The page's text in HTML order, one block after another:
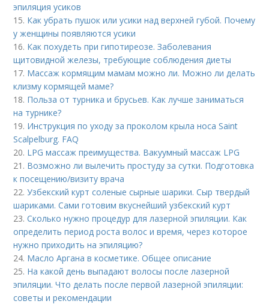
эпиляция усиков
15. Как убрать пушок или усики над верхней губой. Почему
у женщины появляются усики
16. Как похудеть при гипотиреозе. Заболевания
щитовидной железы, требующие соблюдения диеты
17. Массаж кормящим мамам можно ли. Можно ли делать
клизму кормящей маме?
18. Польза от турника и брусьев. Как лучше заниматься
на турнике?
19. Инструкция по уходу за проколом крыла носа Saint
Scalpelburg. FAQ
20. LPG массаж преимущества. Вакуумный массаж LPG
21. Возможно ли вылечить простуду за сутки. Подготовка
к посещению/визиту врача
22.Узбекский курт соленые сырные шарики. Сыр твердый
шариками. Сами готовим вкуснейший узбекский курт
23.Сколько нужно процедур для лазерной эпиляции. Как
определить период роста волос и время, через которое
нужно приходить на эпиляцию?
24. Масло Аргана в косметике. Общее описание
25. На какой день выпадают волосы после лазерной
эпиляции. Что делать после первой лазерной эпиляции:
советы и рекомендации